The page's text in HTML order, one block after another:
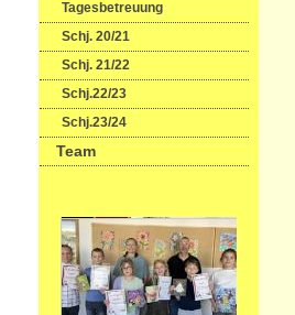
Tagesbetreuung
Schj. 20/21
Schj. 21/22
Schj.22/23
Schj.23/24
Team